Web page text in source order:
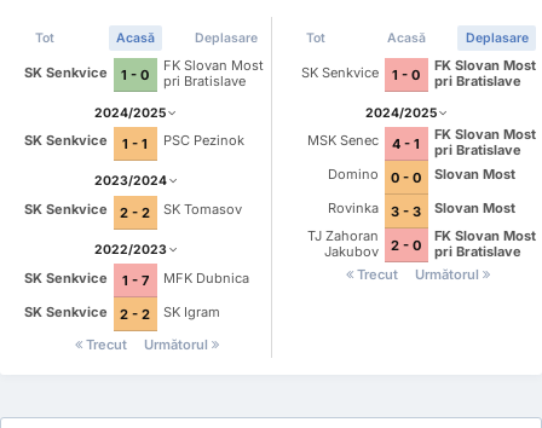
Tot Acasă Deplasare
SK Senkvice 1 - 0
FK Slovan Most
pri Bratislave
2024/2025
SK Senkvice 1 - 1 PSC Pezinok
2023/2024
SK Senkvice 2 - 2 SK Tomasov
2022/2023
SK Senkvice 1 - 7
MFK Dubnica
SK Senkvice
2 - 2
SK Igram
Trecut
Următorul
Tot Acasă Deplasare
SK Senkvice 1 - 0
FK Slovan Most
pri Bratislave
2024/2025
MSK Senec 4 - 1
FK Slovan Most
pri Bratislave
Domino
0 - 0
Slovan Most
Rovinka
3 - 3
Slovan Most
TJ Zahoran
Jakubov
2 - 0
FK Slovan Most
pri Bratislave
Trecut
Următorul